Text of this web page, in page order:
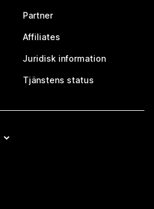
Partner
Affiliates
Juridisk information
Tjänstens status